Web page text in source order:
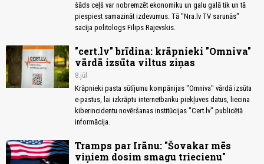
šāds ceļš var nobremzēt ekonomiku un galu galā tik un tā
piespiest samazināt izdevumus. Tā "Nra.lv TV sarunās"
sacīja politologs Filips Rajevskis.
"cert.lv" brīdina: krāpnieki "Omniva"
vārdā izsūta viltus ziņas
8.jūl
Krāpnieki pasta sūtījumu kompānijas "Omniva" vārdā izsūta
e-pastus, lai izkrāptu internetbanku piekļuves datus, liecina
kiberincidentu novēršanas institūcijas "Cert.lv" publicētā
informācija.
Tramps par Irānu: "Šovakar mēs
viņiem dosim smagu triecienu"